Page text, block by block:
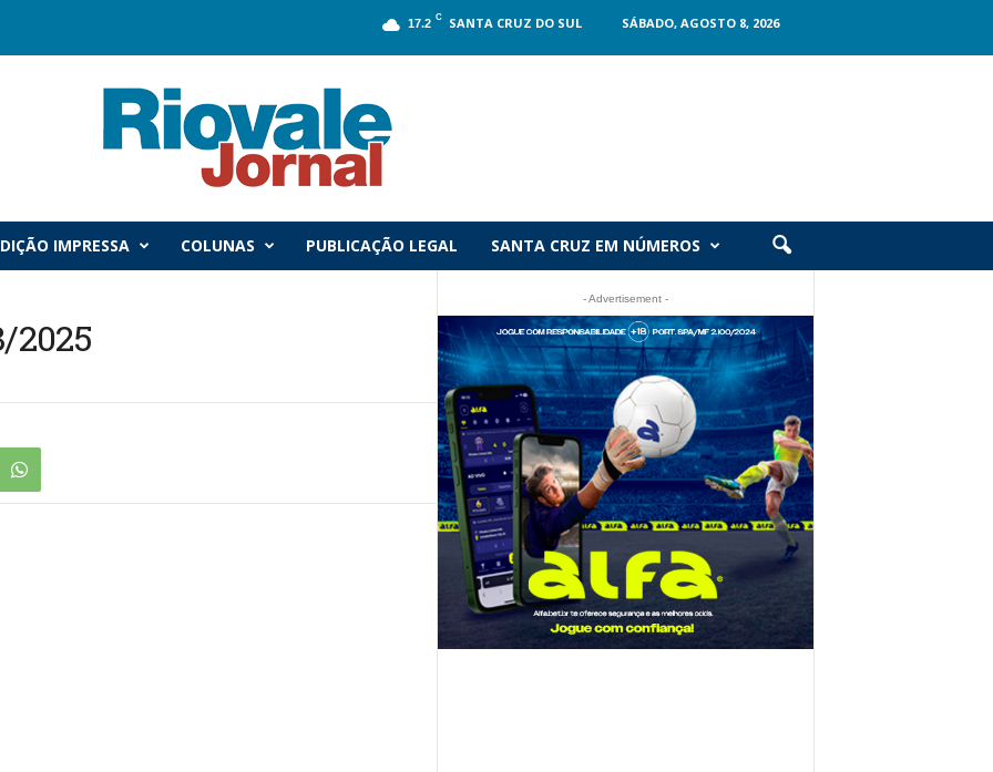
17.2 C SANTA CRUZ DO SUL SÁBADO, AGOSTO 8, 2026
IMPRESSA COLUNAS PUBLICAÇÃO LEGAL SANTA CRUZ EM NÚMEROS
2025
- Advertisement -